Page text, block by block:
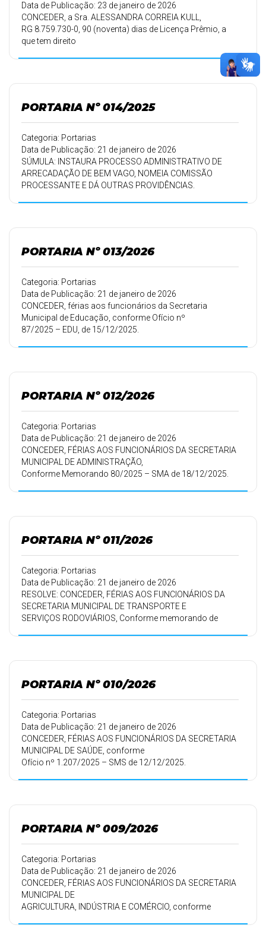
Data de Publicação: 23 de janeiro de 2026
CONCEDER, a Sra. ALESSANDRA CORREIA KULL,
RG 8.759.730-0, 90 (noventa) dias de Licença Prêmio, a
que tem direito
pelo período de trabalho de de 01/06/2011 a 31/05/2016,
PÚBLICOS MUNICIPAIS DE SÃO JERÔNIMO DA SERRA-PR,
a partir
de 26/01/2026, devendo retornar ao trabalho em
26/04/2026.
PORTARIA Nº 014/2025
Categoria: Portarias
Data de Publicação: 21 de janeiro de 2026
SÚMULA: INSTAURA PROCESSO ADMINISTRATIVO DE
ARRECADAÇÃO DE BEM VAGO, NOMEIA COMISSÃO
PROCESSANTE E DÁ OUTRAS PROVIDÊNCIAS.
PORTARIA Nº 013/2026
Categoria: Portarias
Data de Publicação: 21 de janeiro de 2026
CONCEDER, férias aos funcionários da Secretaria
Municipal de Educação, conforme Ofício nº
87/2025 – EDU, de 15/12/2025.
PORTARIA Nº 012/2026
Categoria: Portarias
Data de Publicação: 21 de janeiro de 2026
CONCEDER, FÉRIAS AOS FUNCIONÁRIOS DA SECRETARIA
MUNICIPAL DE ADMINISTRAÇÃO,
Conforme Memorando 80/2025 – SMA de 18/12/2025.
PORTARIA Nº 011/2026
Categoria: Portarias
Data de Publicação: 21 de janeiro de 2026
RESOLVE: CONCEDER, FÉRIAS AOS FUNCIONÁRIOS DA
SECRETARIA MUNICIPAL DE TRANSPORTE E
SERVIÇOS RODOVIÁRIOS, Conforme memorando de
PORTARIA Nº 010/2026
Categoria: Portarias
Data de Publicação: 21 de janeiro de 2026
CONCEDER, FÉRIAS AOS FUNCIONÁRIOS DA SECRETARIA
MUNICIPAL DE SAÚDE, conforme
Ofício nº 1.207/2025 – SMS de 12/12/2025.
PORTARIA Nº 009/2026
Categoria: Portarias
Data de Publicação: 21 de janeiro de 2026
CONCEDER, FÉRIAS AOS FUNCIONÁRIOS DA SECRETARIA
MUNICIPAL DE
AGRICULTURA, INDÚSTRIA E COMÉRCIO, conforme